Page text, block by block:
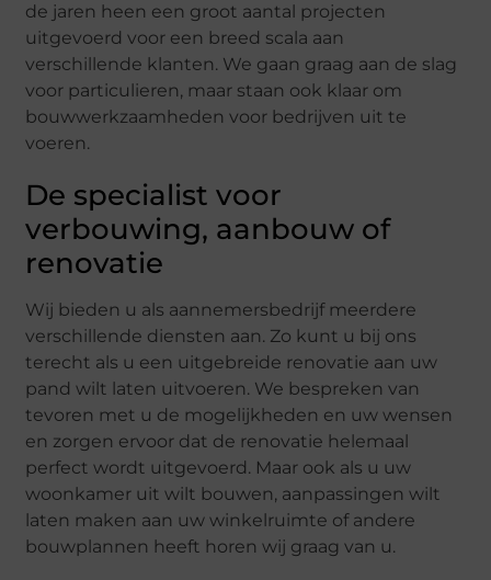
de jaren heen een groot aantal projecten
uitgevoerd voor een breed scala aan
verschillende klanten. We gaan graag aan de slag
voor particulieren, maar staan ook klaar om
bouwwerkzaamheden voor bedrijven uit te
voeren.
De specialist voor
verbouwing, aanbouw of
renovatie
Wij bieden u als aannemersbedrijf meerdere
verschillende diensten aan. Zo kunt u bij ons
terecht als u een uitgebreide renovatie aan uw
pand wilt laten uitvoeren. We bespreken van
tevoren met u de mogelijkheden en uw wensen
en zorgen ervoor dat de renovatie helemaal
perfect wordt uitgevoerd. Maar ook als u uw
woonkamer uit wilt bouwen, aanpassingen wilt
laten maken aan uw winkelruimte of andere
bouwplannen heeft horen wij graag van u.